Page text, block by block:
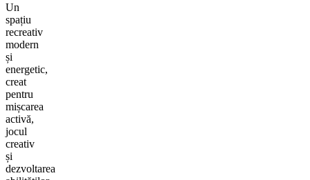
Un
spațiu
recreativ
modern
și
energetic,
creat
pentru
mișcarea
activă,
jocul
creativ
și
dezvoltarea